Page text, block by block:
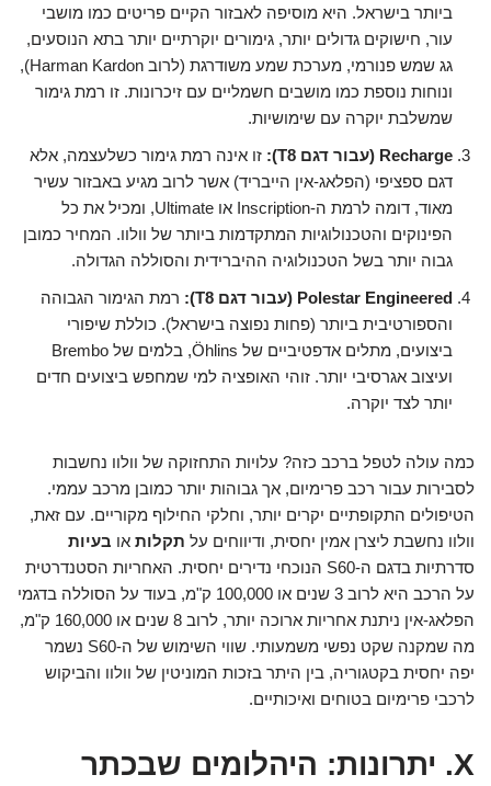
ביותר בישראל. היא מוסיפה לאבזור הקיים פריטים כמו מושבי
עור, חישוקים גדולים יותר, גימורים יוקרתיים יותר בתא הנוסעים,
גג שמש פנורמי, מערכת שמע משודרגת (לרוב Harman Kardon),
ונוחות נוספת כמו מושבים חשמליים עם זיכרונות. זו רמת גימור
שמשלבת יוקרה עם שימושיות.
Recharge (עבור דגם T8):
זו אינה רמת גימור כשלעצמה, אלא
דגם ספציפי (הפלאג-אין הייבריד) אשר לרוב מגיע באבזור עשיר
מאוד, דומה לרמת ה-Inscription או Ultimate, ומכיל את כל
הפינוקים והטכנולוגיות המתקדמות ביותר של וולוו. המחיר כמובן
גבוה יותר בשל הטכנולוגיה ההיברידית והסוללה הגדולה.
Polestar Engineered (עבור דגם T8):
רמת הגימור הגבוהה
והספורטיבית ביותר (פחות נפוצה בישראל). כוללת שיפורי
ביצועים, מתלים אדפטיביים של Öhlins, בלמים של Brembo
ועיצוב אגרסיבי יותר. זוהי האופציה למי שמחפש ביצועים חדים
יותר לצד יוקרה.
כמה עולה לטפל ברכב כזה? עלויות התחזוקה של וולוו נחשבות
לסבירות עבור רכב פרימיום, אך גבוהות יותר כמובן מרכב עממי.
הטיפולים התקופתיים יקרים יותר, וחלקי החילוף מקוריים. עם זאת,
וולוו נחשבת ליצרן אמין יחסית, ודיווחים על תקלות או בעיות
סדרתיות בדגם ה-S60 הנוכחי נדירים יחסית. האחריות הסטנדרטית
על הרכב היא לרוב 3 שנים או 100,000 ק"מ, בעוד על הסוללה בדגמי
הפלאג-אין ניתנת אחריות ארוכה יותר, לרוב 8 שנים או 160,000 ק"מ,
מה שמקנה שקט נפשי משמעותי. שווי השימוש של ה-S60 נשמר
יפה יחסית בקטגוריה, בין היתר בזכות המוניטין של וולוו והביקוש
לרכבי פרימיום בטוחים ואיכותיים.
X. יתרונות: היהלומים שבכתר